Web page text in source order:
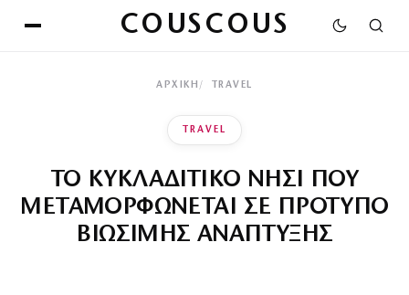
COUSCOUS
ΑΡΧΙΚΉ TRAVEL
TRAVEL
ΤΟ ΚΥΚΛΑΔΙΤΙΚΟ ΝΗΣΙ ΠΟΥ
ΜΕΤΑΜΟΡΦΩΝΕΤΑΙ ΣΕ ΠΡΟΤΥΠΟ
ΒΙΩΣΙΜΗΣ ΑΝΑΠΤΥΞΗΣ